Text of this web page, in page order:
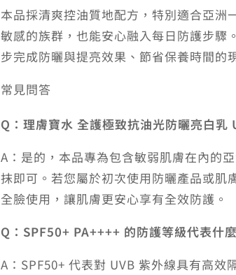
本品採清爽控油質地配方，特別適合亞
敏感的族群，也能安心融入每日防護步驟
步完成防曬與提亮效果、節省保養時間的
常見問答
Q：理膚寶水 全護極致抗油光防曬亮白乳
A：是的，本品專為包含敏弱肌膚在內的
抹即可。若您屬於初次使用防曬產品或肌
全臉使用，讓肌膚更安心享有全效防護。
Q：SPF50+ PA++++ 的防護等級代表什
A：SPF50+ 代表對 UVB 紫外線具有高效